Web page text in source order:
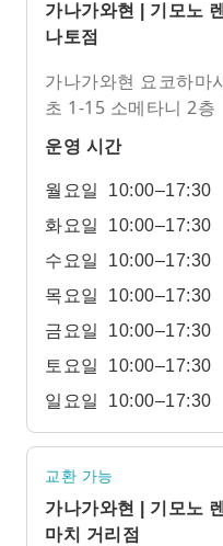
가나가와현 | 기모노
나토점
가나가와현 요코하마
초 1-15 소메타니 2층
운영 시간
월요일
10:00–17:30
화요일
10:00–17:30
수요일
10:00–17:30
목요일
10:00–17:30
금요일
10:00–17:30
토요일
10:00–17:30
일요일
10:00–17:30
교환 가능
가나가와현 | 기모노
마치 거리점